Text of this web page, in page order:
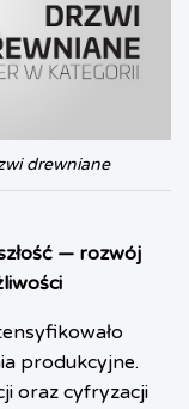
drewniane
— rozwój
produkcyjne.
oraz cyfryzacji